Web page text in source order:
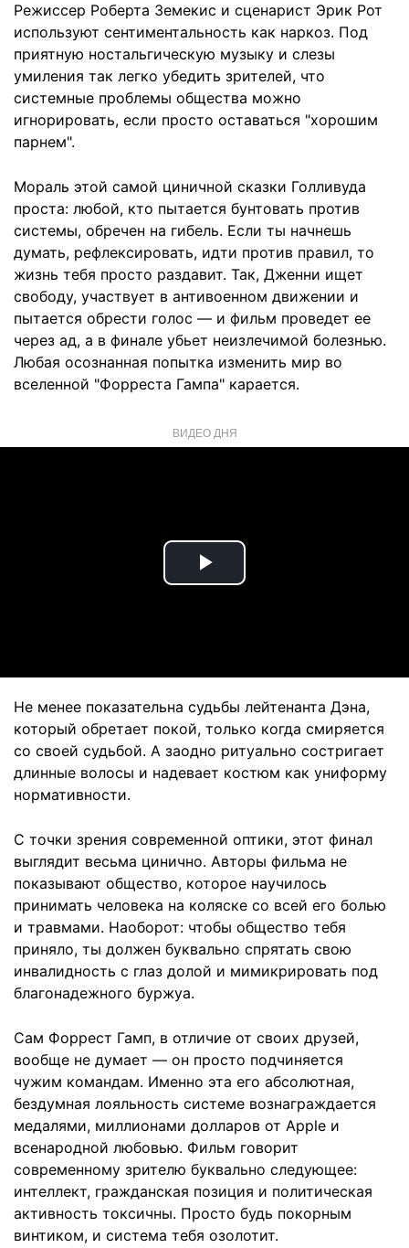
Режиссер Роберта Земекис и сценарист Эрик Рот
используют сентиментальность как наркоз. Под
приятную ностальгическую музыку и слезы
умиления так легко убедить зрителей, что
системные проблемы общества можно
игнорировать, если просто оставаться "хорошим
парнем".
Мораль этой самой циничной сказки Голливуда
проста: любой, кто пытается бунтовать против
системы, обречен на гибель. Если ты начнешь
думать, рефлексировать, идти против правил, то
жизнь тебя просто раздавит. Так, Дженни ищет
свободу, участвует в антивоенном движении и
пытается обрести голос — и фильм проведет ее
через ад, а в финале убьет неизлечимой болезнью.
Любая осознанная попытка изменить мир во
вселенной "Форреста Гампа" карается.
ВИДЕО ДНЯ
Play
Не менее показательна судьбы лейтенанта Дэна,
который обретает покой, только когда смиряется
со своей судьбой. А заодно ритуально состригает
длинные волосы и надевает костюм как униформу
нормативности.
С точки зрения современной оптики, этот финал
выглядит весьма цинично. Авторы фильма не
показывают общество, которое научилось
принимать человека на коляске со всей его болью
и травмами. Наоборот: чтобы общество тебя
приняло, ты должен буквально спрятать свою
инвалидность с глаз долой и мимикрировать под
благонадежного буржуа.
Сам Форрест Гамп, в отличие от своих друзей,
вообще не думает — он просто подчиняется
чужим командам. Именно эта его абсолютная,
бездумная лояльность системе вознаграждается
медалями, миллионами долларов от Apple и
всенародной любовью. Фильм говорит
современному зрителю буквально следующее:
интеллект, гражданская позиция и политическая
активность токсичны. Просто будь покорным
винтиком, и система тебя озолотит.